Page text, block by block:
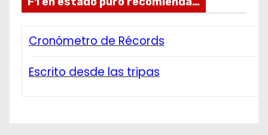
Cronómetro de Récords
Escrito desde las tripas